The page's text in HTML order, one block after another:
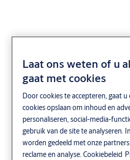
Laat ons weten of u
gaat met cookies
Door cookies te accepteren, gaat
cookies opslaan om inhoud en
personaliseren, social-media-
gebruik van de site te analyseren.
worden gedeeld met onze
reclame en analyse.Cookiebeleid